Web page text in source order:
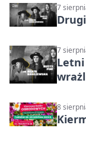
7
7
8